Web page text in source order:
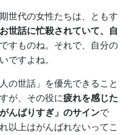
世代の女性たちは、ともす
世話に忙殺されていて、自
すものね。それで、自分の
ですよね。
の世話」を優先できること
が、その役に疲れを感じた
んばりすぎ」のサインで
以上はがんばれないってこ